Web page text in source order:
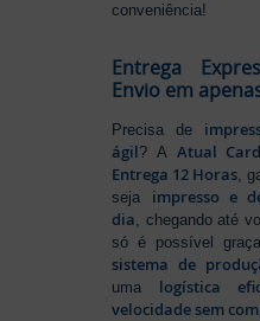
conveniência!
Entrega
Envio em
Precisa de
ágil? A Atual Card
Entrega 12 Horas ,
seja impresso e
dia , chegando até
só é possível
sistema de
uma logística
velocidade sem